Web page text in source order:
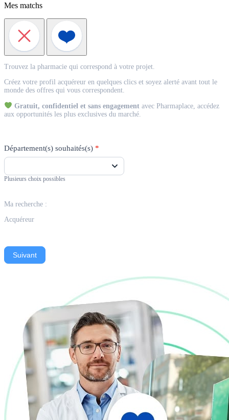
Mes matchs
Acquéreur
Trouvez la pharmacie qui correspond à votre projet.
Créez votre profil acquéreur en quelques clics et soyez alerté avant tout le
monde des offres qui vous correspondent.
Gratuit, confidentiel et sans engagementavec Pharmaplace, accédez
aux opportunités les plus exclusives du marché.
Département(s) souhaités(s) *
Plusieurs choix possibles
Ma recherche :
Acquéreur
Suivant